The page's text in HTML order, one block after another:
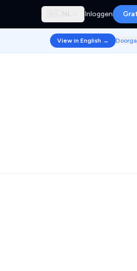
🇳🇱 NL Inloggen
View in English →